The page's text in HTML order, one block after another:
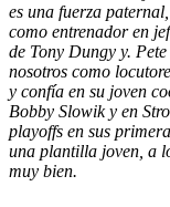
es una fuerza
como entrenador en
de Tony Dungy y.
nosotros como
y confía en su joven
Bobby Slowik y en
playoffs en sus
una plantilla joven, a
muy bien.